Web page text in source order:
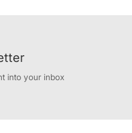
into your inbox